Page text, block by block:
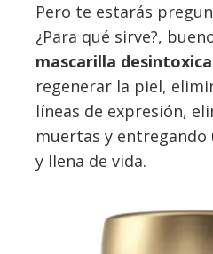
Pero te estarás
¿Para qué sirve?,
mascarilla
regenerar la piel,
líneas de expresión,
muertas y
y llena de vida.